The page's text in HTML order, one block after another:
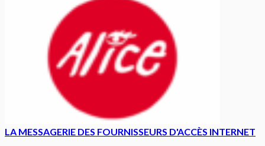
LA MESSAGERIE DES FOURNISSEURS D'ACCÈS INTERNET